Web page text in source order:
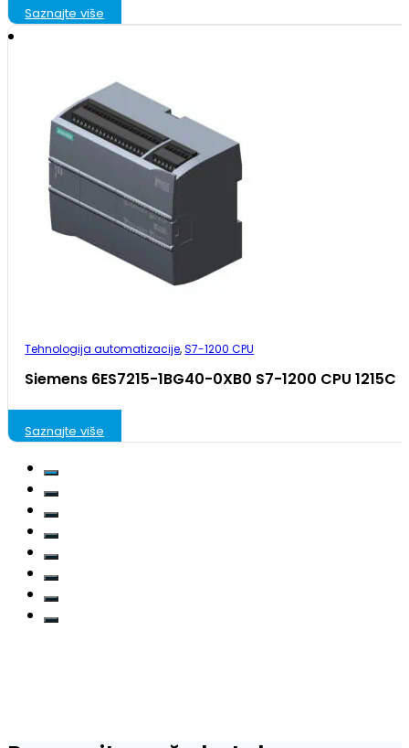
Saznajte više
Tehnologija automatizacije,S7-1200 CPU
Siemens 6ES7215-1BG40-0XB0 S7-1200 CPU 1215C
Saznajte više